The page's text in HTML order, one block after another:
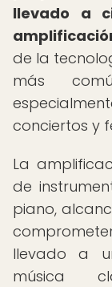
llevado a
de la
más
conciertos y
La
de
piano,
llevado a
música